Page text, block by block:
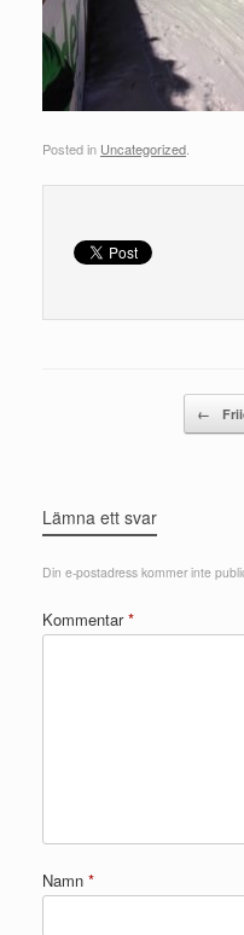
Posted in Uncategorized
←
Lämna ett svar
Din e-postadress kommer inte
Kommentar*
Namn *